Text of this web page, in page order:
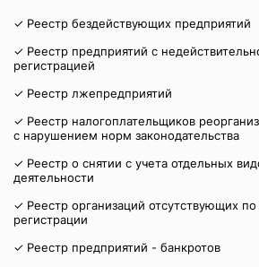
✓ Реестр бездействующих предприятий
✓ Реестр предприятий с
регистрацией
✓ Реестр лжепредприятий
✓ Реестр налогоплательщиков
с нарушением норм законодательства
✓ Реестр о снятии с учета отдельных
деятельности
✓ Реестр организаций отсутствующих
регистрации
✓ Реестр предприятий - банкротов